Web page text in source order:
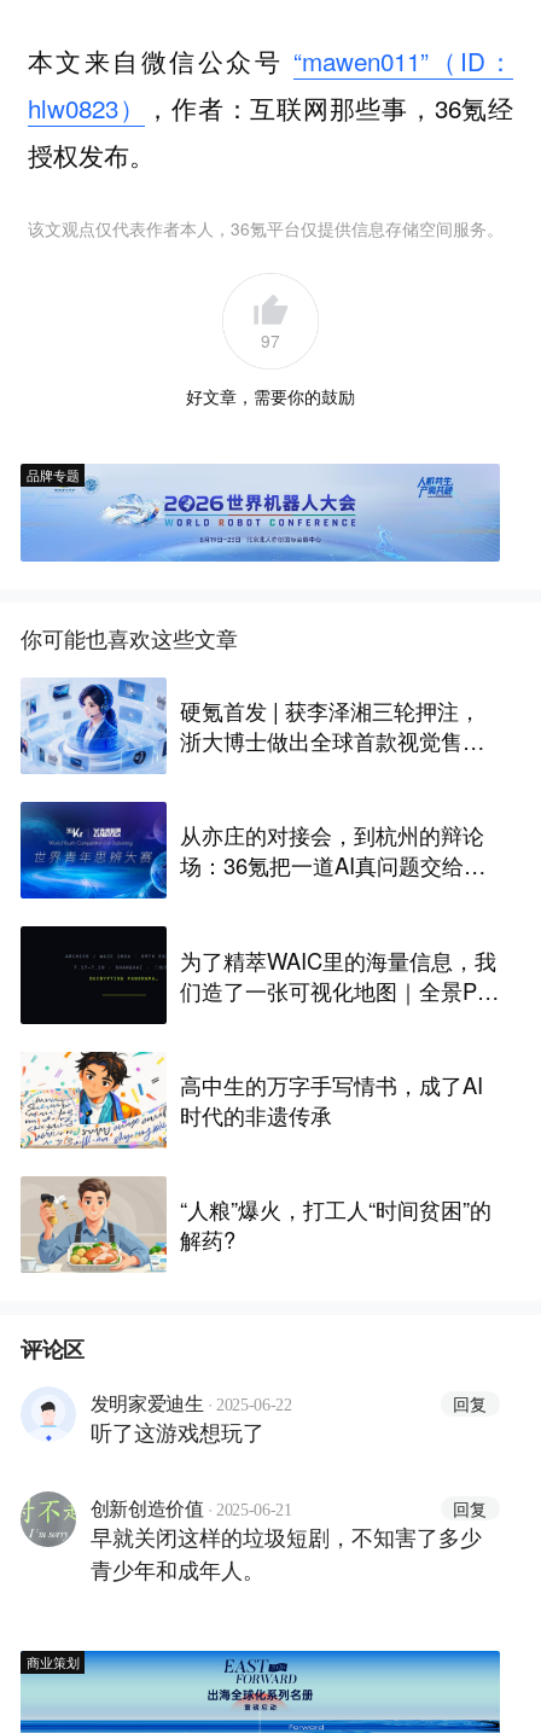
本文来自微信公众号 “mawen011”（ID：
hlw0823）
，作者：互联网那些事，36氪经
授权发布。
该文观点仅代表作者本人，36氪平台仅提供信息存储空间服务。
97
好文章，需要你的鼓励
品牌专题
你可能也喜欢这些文章
硬氪首发 | 获李泽湘三轮押注，
浙大博士做出全球首款视觉售后
从亦庄的对接会，到杭州的辩论
场：36氪把一道AI真问题交给了
为了精萃WAIC里的海量信息，我
们造了一张可视化地图｜全景PA
高中生的万字手写情书，成了AI
时代的非遗传承
“人粮”爆火，打工人“时间贫困”的
解药?
评论区
发明家爱迪生 · 2025-06-22 回复
听了这游戏想玩了
创新创造价值 · 2025-06-21 回复
早就关闭这样的垃圾短剧，不知害了多少
青少年和成年人。
商业策划